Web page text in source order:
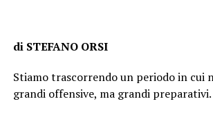
di STEFANO ORSI
Stiamo trascorrendo un periodo in cui
grandi offensive, ma grandi preparativi.